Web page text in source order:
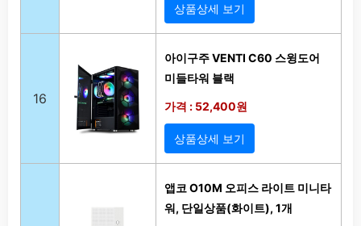
상품상세 보기
16
아이구주 VENTI C60 스윙도어
미들타워 블랙
가격 : 52,400원
상품상세 보기
앱코 O10M 오피스 라이트 미니타
워, 단일상품(화이트), 1개